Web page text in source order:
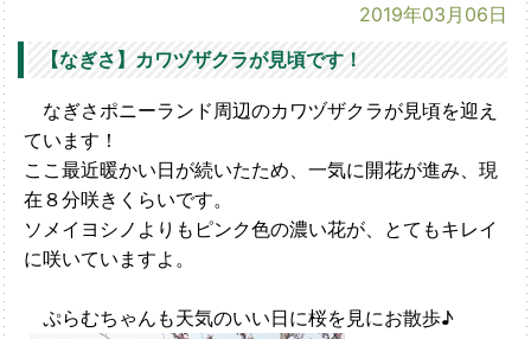
2019年03月06日
【なぎさ】カワヅザクラが見頃です！
なぎさポニーランド周辺のカワヅザクラが見頃を迎え
ています！
ここ最近暖かい日が続いたため、一気に開花が進み、現
在８分咲きくらいです。
ソメイヨシノよりもピンク色の濃い花が、とてもキレイ
に咲いていますよ。
ぷらむちゃんも天気のいい日に桜を見にお散歩♪